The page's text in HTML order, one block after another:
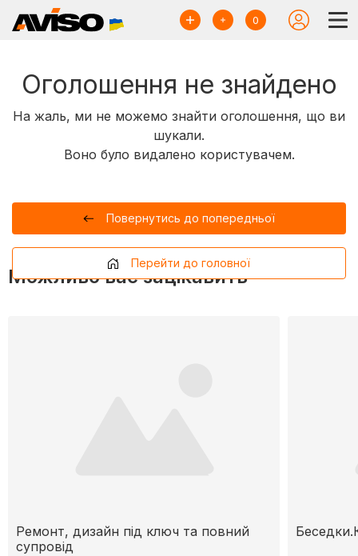
0
Оголошення не знайдено
На жаль, ми не можемо знайти оголошення, що ви
шукали.
Воно було видалено користувачем.
Повернутись до попередньої
Перейти до головної
Можливо вас зацікавить
Ремонт, дизайн під ключ та повний
супровід